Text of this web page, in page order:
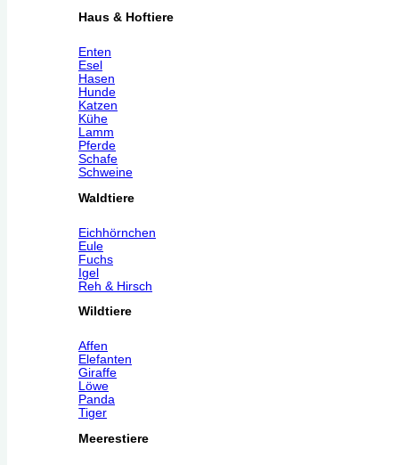
Haus & Hoftiere
Enten
Esel
Hasen
Hunde
Katzen
Kühe
Lamm
Pferde
Schafe
Schweine
Waldtiere
Eichhörnchen
Eule
Fuchs
Igel
Reh & Hirsch
Wildtiere
Affen
Elefanten
Giraffe
Löwe
Panda
Tiger
Meerestiere